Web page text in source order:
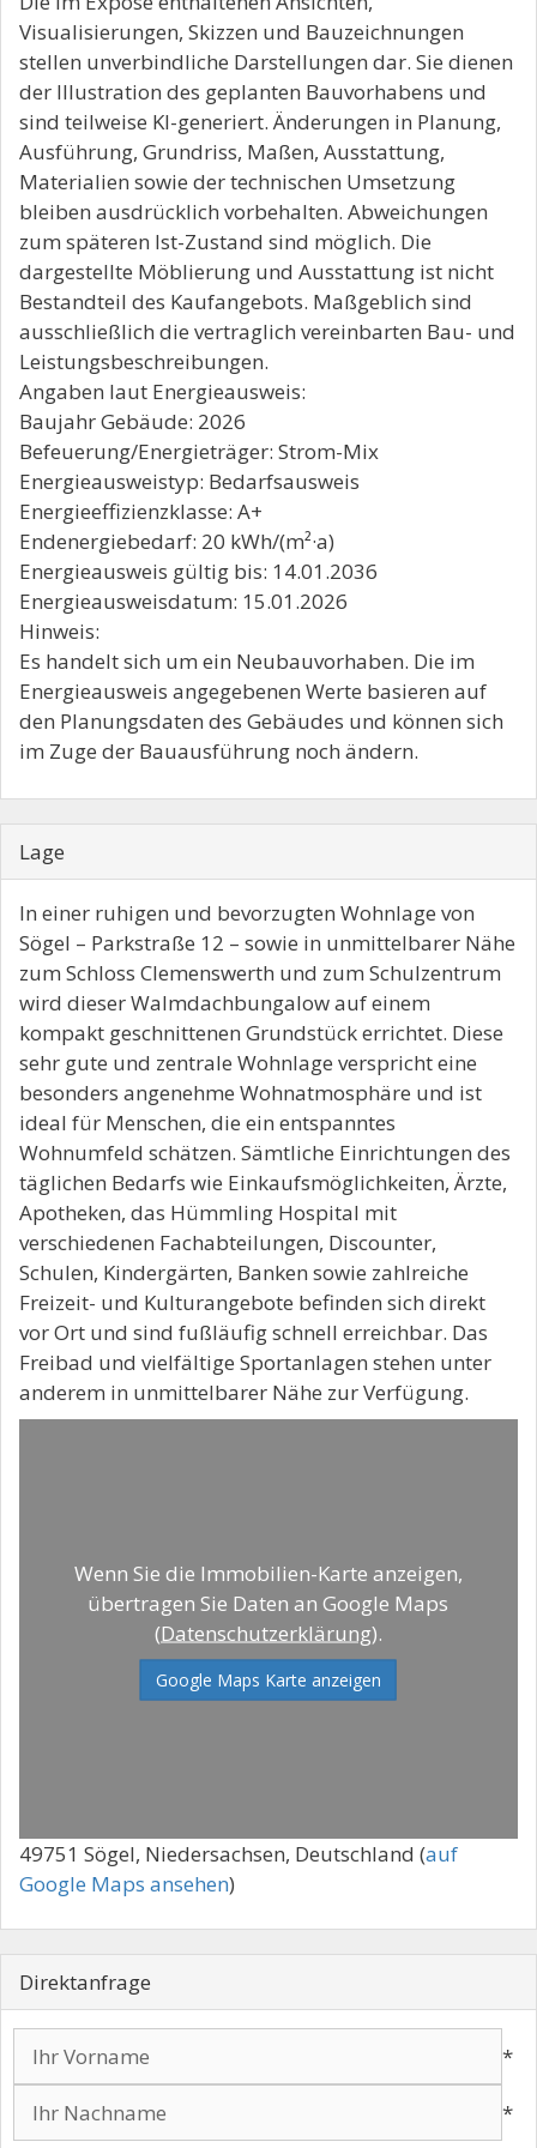
Visualisierungen, Skizzen und Bauzeichnungen
stellen unverbindliche Darstellungen dar. Sie dienen
der Illustration des geplanten Bauvorhabens und
sind teilweise KI-generiert. Änderungen in Planung,
Ausführung, Grundriss, Maßen, Ausstattung,
Materialien sowie der technischen Umsetzung
bleiben ausdrücklich vorbehalten. Abweichungen
zum späteren Ist-Zustand sind möglich. Die
dargestellte Möblierung und Ausstattung ist nicht
Bestandteil des Kaufangebots. Maßgeblich sind
ausschließlich die vertraglich vereinbarten Bau- und
Leistungsbeschreibungen.
Angaben laut Energieausweis:
Baujahr Gebäude: 2026
Befeuerung/Energieträger: Strom-Mix
Energieausweistyp: Bedarfsausweis
Energieeffizienzklasse: A+
Endenergiebedarf: 20 kWh/(m²·a)
Energieausweis gültig bis: 14.01.2036
Energieausweisdatum: 15.01.2026
Hinweis:
Es handelt sich um ein Neubauvorhaben. Die im
Energieausweis angegebenen Werte basieren auf
den Planungsdaten des Gebäudes und können sich
im Zuge der Bauausführung noch ändern.
Lage
In einer ruhigen und bevorzugten Wohnlage von
Sögel – Parkstraße 12 – sowie in unmittelbarer Nähe
zum Schloss Clemenswerth und zum Schulzentrum
wird dieser Walmdachbungalow auf einem
kompakt geschnittenen Grundstück errichtet. Diese
sehr gute und zentrale Wohnlage verspricht eine
besonders angenehme Wohnatmosphäre und ist
ideal für Menschen, die ein entspanntes
Wohnumfeld schätzen. Sämtliche Einrichtungen des
täglichen Bedarfs wie Einkaufsmöglichkeiten, Ärzte,
Apotheken, das Hümmling Hospital mit
verschiedenen Fachabteilungen, Discounter,
Schulen, Kindergärten, Banken sowie zahlreiche
Freizeit- und Kulturangebote befinden sich direkt
vor Ort und sind fußläufig schnell erreichbar. Das
Freibad und vielfältige Sportanlagen stehen unter
anderem in unmittelbarer Nähe zur Verfügung.
Wenn Sie die Immobilien-Karte anzeigen,
übertragen Sie Daten an Google Maps
(Datenschutzerklärung).
Google Maps Karte anzeigen
49751 Sögel, Niedersachsen, Deutschland (auf
Google Maps ansehen)
Direktanfrage
*
*